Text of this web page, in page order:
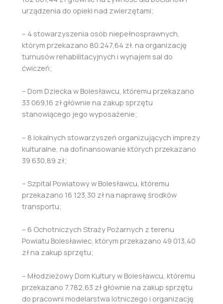
urządzenia do opieki nad zwierzętami;
– 4 stowarzyszenia osób niepełnosprawnych,
którym przekazano 80.247,64 zł. na organizację
turnusów rehabilitacyjnych i wynajem sal do
ćwiczeń;
– Dom Dziecka w Bolesławcu, któremu przekazano
33 069,16 zł głównie na zakup sprzętu
stanowiącego jego wyposażenie;
– 8 lokalnych stowarzyszeń organizujących imprezy
kulturalne, na dofinansowanie których przekazano
39 630,89 zł;
– Szpital Powiatowy w Bolesławcu, któremu
przekazano 16 123,30 zł na naprawę środków
transportu;
– 6 Ochotniczych Straży Pożarnych z terenu
Powiatu Bolesławiec, którym przekazano 49 013,40
zł na zakup sprzętu;
– Młodzieżowy Dom Kultury w Bolesławcu, któremu
przekazano 7.782,63 zł głównie na zakup sprzętu
do pracowni modelarstwa lotniczego i organizację